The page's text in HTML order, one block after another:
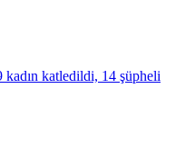
kadın katledildi, 14 şüpheli